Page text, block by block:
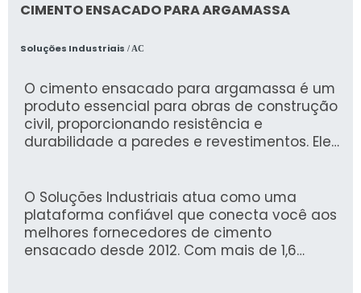
CIMENTO ENSACADO PARA ARGAMASSA
Soluções Industriais / AC
O cimento ensacado para argamassa é um
produto essencial para obras de construção
civil, proporcionando resistência e
durabilidade a paredes e revestimentos. Ele
qualidade nas construções.
O Soluções Industriais atua como uma
plataforma confiável que conecta você aos
melhores fornecedores de cimento
ensacado desde 2012. Com mais de 1,6